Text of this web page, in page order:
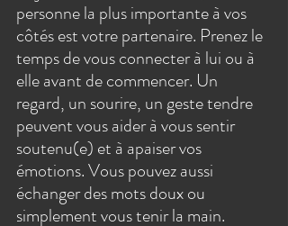
personne la plus importante à vos
côtés est votre partenaire. Prenez le
temps de vous connecter à lui ou à
elle avant de commencer. Un
regard, un sourire, un geste tendre
peuvent vous aider à vous sentir
soutenu(e) et à apaiser vos
émotions. Vous pouvez aussi
échanger des mots doux ou
simplement vous tenir la main.